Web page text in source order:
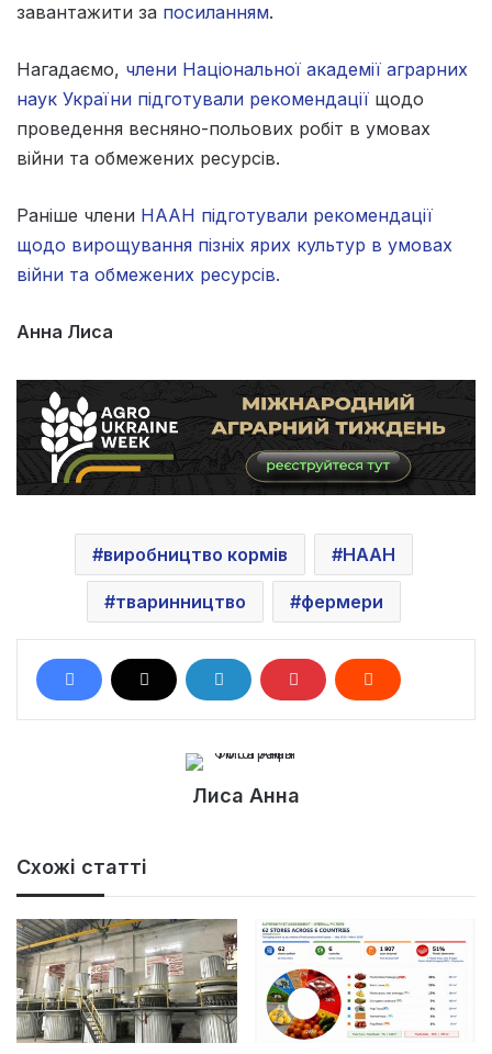
завантажити за посиланням.
Нагадаємо, члени Національної академії аграрних
наук України підготували рекомендації щодо
проведення весняно-польових робіт в умовах
війни та обмежених ресурсів.
Раніше члени НААН підготували рекомендації
щодо вирощування пізніх ярих культур в умовах
війни та обмежених ресурсів.
Анна Лиса
виробництво кормів НААН
тваринництво фермери
Лиса Анна
Схожі статті